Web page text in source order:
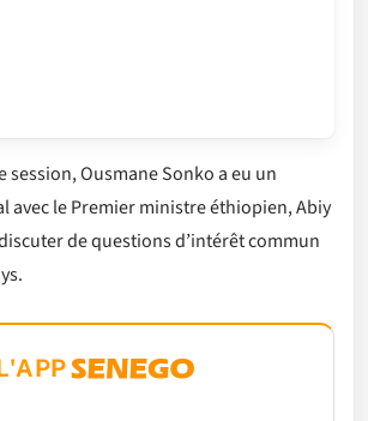
session, Ousmane Sonko a eu un
avec le Premier ministre éthiopien, Abiy
de questions d’intérêt commun